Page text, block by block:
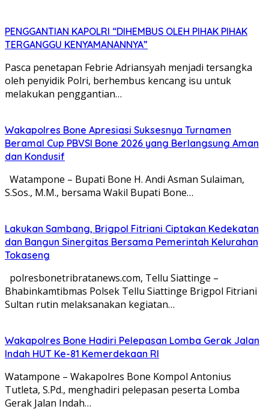
PENGGANTIAN KAPOLRI “DIHEMBUS OLEH PIHAK PIHAK
TERGANGGU KENYAMANANNYA”
Pasca penetapan Febrie Adriansyah menjadi tersangka
oleh penyidik Polri, berhembus kencang isu untuk
melakukan penggantian…
Wakapolres Bone Apresiasi Suksesnya Turnamen
Beramal Cup PBVSI Bone 2026 yang Berlangsung Aman
dan Kondusif
Watampone – Bupati Bone H. Andi Asman Sulaiman,
S.Sos., M.M., bersama Wakil Bupati Bone…
Lakukan Sambang, Brigpol Fitriani Ciptakan Kedekatan
dan Bangun Sinergitas Bersama Pemerintah Kelurahan
Tokaseng
polresbonetribratanews.com, Tellu Siattinge –
Bhabinkamtibmas Polsek Tellu Siattinge Brigpol Fitriani
Sultan rutin melaksanakan kegiatan…
Wakapolres Bone Hadiri Pelepasan Lomba Gerak Jalan
Indah HUT Ke-81 Kemerdekaan RI
Watampone – Wakapolres Bone Kompol Antonius
Tutleta, S.Pd., menghadiri pelepasan peserta Lomba
Gerak Jalan Indah…